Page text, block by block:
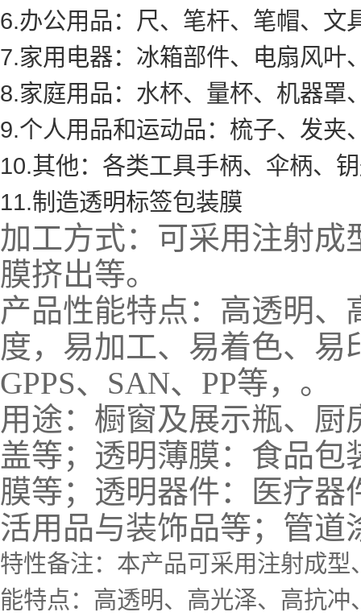
6.办公用品：尺、笔杆、笔帽、文
7.家用电器：冰箱部件、电扇风叶
8.家庭用品：水杯、量杯、机器罩
9.个人用品和运动品：梳子、发夹
10.其他：各类工具手柄、伞柄、
11.制造透明标签包装膜
加工方式：可采用注射
膜挤出等。
产品性能特点：高透明
度，易加工、易着色、
GPPS、SAN、PP等，。
用途：橱窗及展示瓶、
盖等；透明薄膜：食品
膜等；透明器件：医疗
活用品与装饰品等；管
特性备注：本产品可采用注射成
能特点：高透明、高光泽、高抗